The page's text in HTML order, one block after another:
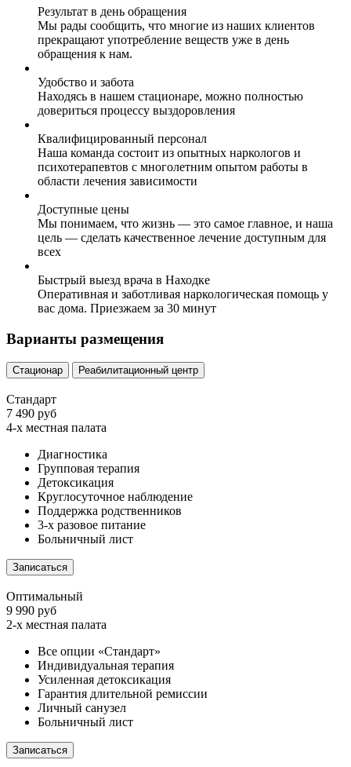
Результат в день обращения
Мы рады сообщить, что многие из наших клиентов
прекращают употребление веществ уже в день
обращения к нам.
Удобство и забота
Находясь в нашем стационаре, можно полностью
довериться процессу выздоровления
Квалифицированный персонал
Наша команда состоит из опытных наркологов и
психотерапевтов с многолетним опытом работы в
области лечения зависимости
Доступные цены
Мы понимаем, что жизнь — это самое главное, и наша
цель — сделать качественное лечение доступным для
всех
Быстрый выезд врача в Находке
Оперативная и заботливая наркологическая помощь у
вас дома. Приезжаем за 30 минут
Варианты размещения
Стационар Реабилитационный центр
Стандарт
7 490 руб
4-х местная палата
Диагностика
Групповая терапия
Детоксикация
Круглосуточное наблюдение
Поддержка родственников
3-х разовое питание
Больничный лист
Записаться
Оптимальный
9 990 руб
2-х местная палата
Все опции «Стандарт»
Индивидуальная терапия
Усиленная детоксикация
Гарантия длительной ремиссии
Личный санузел
Больничный лист
Записаться